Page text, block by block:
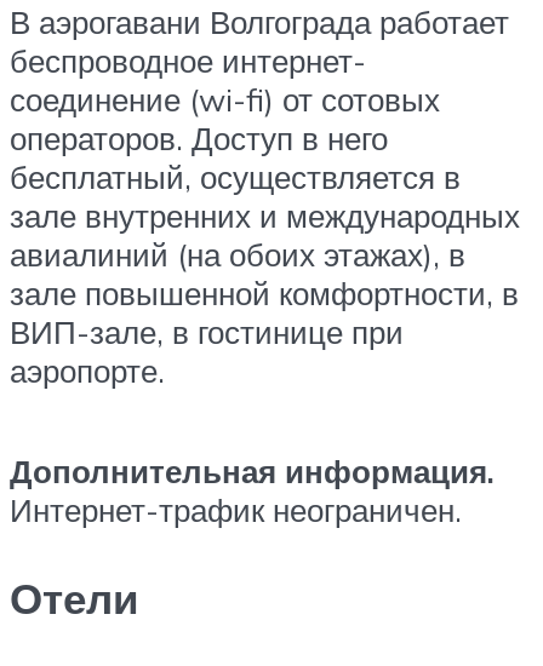
В аэрогавани Волгограда работает
беспроводное интернет-
соединение (wi-fi) от сотовых
операторов. Доступ в него
бесплатный, осуществляется в
зале внутренних и международных
авиалиний (на обоих этажах), в
зале повышенной комфортности, в
ВИП-зале, в гостинице при
аэропорте.
Дополнительная информация.
Интернет-трафик неограничен.
Отели